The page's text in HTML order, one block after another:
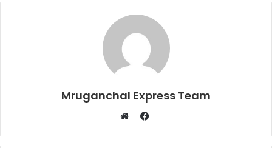
Mruganchal Express Team
Facebook